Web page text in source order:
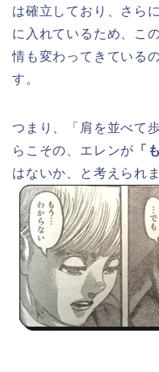
は確立しており、さら
に入れているため、こ
情も変わってきている
す。
つまり、「肩を並べて
らこその、エレンが 「
はないか、と考えられ